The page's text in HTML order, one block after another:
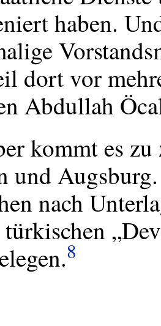
haben.
dort vor
Abdullah
kommt es
und
nach
türkischen
8